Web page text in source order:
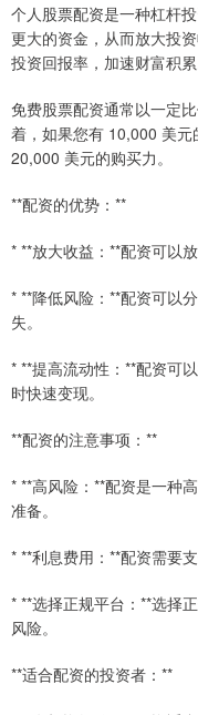
个人股票配资是一种杠杆
更大的资金，从而放大投
投资回报率，加速财富积累
免费股票配资通常以一定
着，如果您有 10,000 美
20,000 美元的购买力。
**配资的优势：**
* **放大收益：**配资可以
* **降低风险：**配资可以
失。
* **提高流动性：**配资可
时快速变现。
**配资的注意事项：**
* **高风险：**配资是一种
准备。
* **利息费用：**配资需要
* **选择正规平台：**选择
风险。
**适合配资的投资者：**